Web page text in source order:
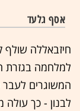
אסף גלעד
חיזבאללה
למלחמה בגזרת
המשוגרים לעבר
לבנון - כך עולה